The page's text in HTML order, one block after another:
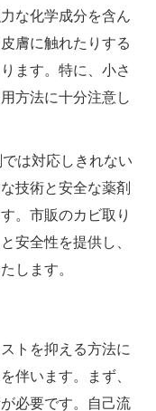
な化学成分を含ん
膚に触れたりする
ます。特に、小さ
方法に十分注意し
は対応しきれない
技術と安全な薬剤
。市販のカビ取り
安全性を提供し、
します。
トを抑える方法に
伴います。まず、
必要です。自己流